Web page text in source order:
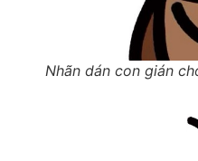
Nhãn dán con gián